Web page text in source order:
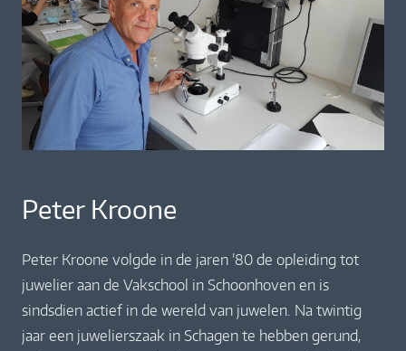
Peter Kroone
Peter Kroone volgde in de jaren ’80 de opleiding tot
juwelier aan de Vakschool in Schoonhoven en is
sindsdien actief in de wereld van juwelen. Na twintig
jaar een juwelierszaak in Schagen te hebben gerund,